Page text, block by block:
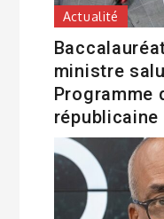
Actualité
ministre
Programme
républicaine